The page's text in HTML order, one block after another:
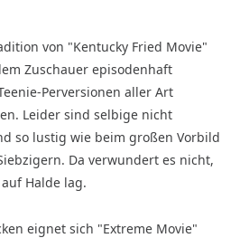
von "Kentucky Fried Movie"
Zuschauer episodenhaft
Perversionen aller Art
Leider sind selbige nicht
so lustig wie beim großen Vorbild
Da verwundert es nicht,
Halde lag.
eignet sich "Extreme Movie"